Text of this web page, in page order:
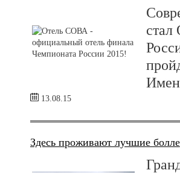
13.08.15
Здесь проживают лучшие